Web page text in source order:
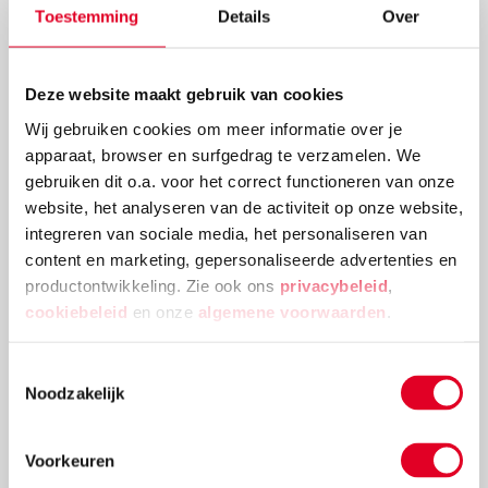
Toestemming Details Over
Deze website maakt gebruik van cookies
Wij gebruiken cookies om meer informatie over je
apparaat, browser en surfgedrag te verzamelen. We
gebruiken dit o.a. voor het correct functioneren van onze
website, het analyseren van de activiteit op onze website,
integreren van sociale media, het personaliseren van
content en marketing, gepersonaliseerde advertenties en
productontwikkeling. Zie ook ons privacybeleid
cookiebeleid en onze algemene voorwaarden
Noodzakelijk
Voorkeuren
deze blog ontdekt jouw kind al spelend een heleboel
ontwikkeling.
Lees meer
Hoe kan mijn kleuter oefenen met het